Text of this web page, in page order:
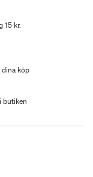
15 kr.
dina köp
butiken